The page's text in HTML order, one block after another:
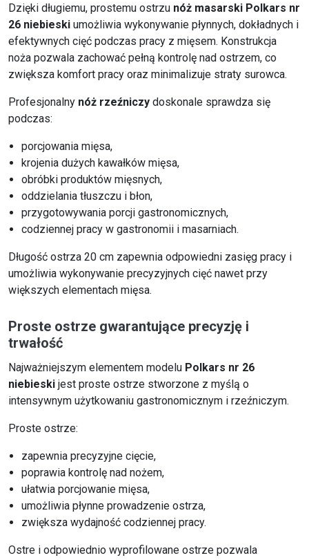
Dzięki długiemu, prostemu ostrzu nóż masarski Polkars nr
26 niebieski umożliwia wykonywanie płynnych, dokładnych i
efektywnych cięć podczas pracy z mięsem. Konstrukcja
noża pozwala zachować pełną kontrolę nad ostrzem, co
zwiększa komfort pracy oraz minimalizuje straty surowca.
Profesjonalny nóż rzeźniczy doskonale sprawdza się
podczas:
porcjowania mięsa,
krojenia dużych kawałków mięsa,
obróbki produktów mięsnych,
oddzielania tłuszczu i błon,
przygotowywania porcji gastronomicznych,
codziennej pracy w gastronomii i masarniach.
Długość ostrza 20 cm zapewnia odpowiedni zasięg pracy i
umożliwia wykonywanie precyzyjnych cięć nawet przy
większych elementach mięsa.
Proste ostrze gwarantujące precyzję i
trwałość
Najważniejszym elementem modelu Polkars nr 26
niebieski jest proste ostrze stworzone z myślą o
intensywnym użytkowaniu gastronomicznym i rzeźniczym.
Proste ostrze:
zapewnia precyzyjne cięcie,
poprawia kontrolę nad nożem,
ułatwia porcjowanie mięsa,
umożliwia płynne prowadzenie ostrza,
zwiększa wydajność codziennej pracy.
Ostre i odpowiednio wyprofilowane ostrze pozwala